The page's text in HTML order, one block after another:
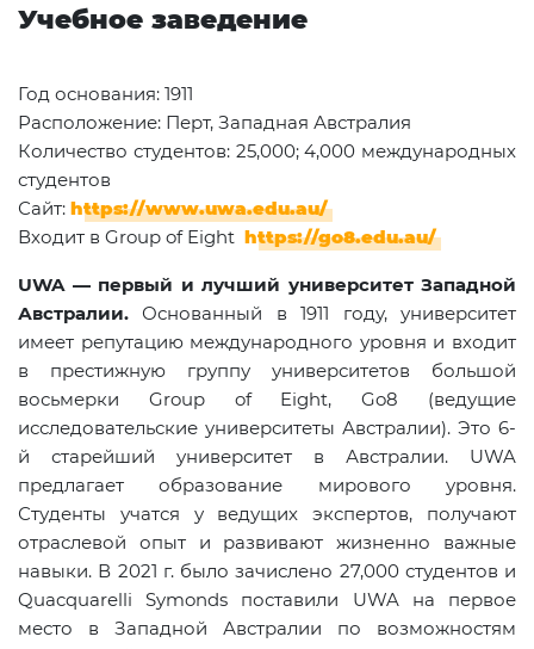
Учебное заведение
Год основания: 1911
Расположение: Перт, Западная Австралия
Количество студентов: 25,000; 4,000 международных
студентов
Сайт: https://www.uwa.edu.au/
Входит в Group of Eight https://go8.edu.au/
UWA — первый и лучший университет Западной
Австралии. Основанный в 1911 году, университет
имеет репутацию международного уровня и входит
в престижную группу университетов большой
восьмерки Group of Eight, Go8 (ведущие
исследовательские университеты Австралии). Это 6-
й старейший университет в Австралии. UWA
предлагает образование мирового уровня.
Студенты учатся у ведущих экспертов, получают
отраслевой опыт и развивают жизненно важные
навыки. В 2021 г. было зачислено 27,000 студентов и
Quacquarelli Symonds поставили UWA на первое
место в Западной Австралии по возможностям